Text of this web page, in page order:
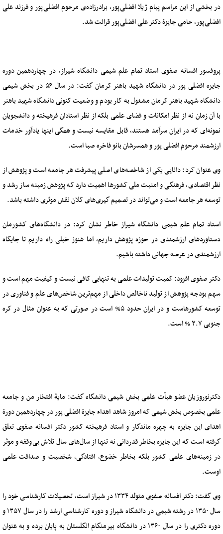
در بخشی از این مراسم پیام ژیلا افضلی‌پور، برادرزاده‌ی مرحوم افضلی‌پور و فرزند علی
افضلی‌پور، حامی جایزۀ دکتر علی افضلی‌پور قرائت شد.
پروفسور افسانه صفوی استاد تمام علم شیمی دانشگاه شیراز، در چهاردهمین دوره
جایزه افضلی پور در دانشگاه شهید باهنر کرمان گفت: در سال ۵۶ در بخش شیمی
دانشگاه شهید باهنر کرمان مشغول به کار بودم و وضعیت کنونی دانشگاه شهید باهنر
با آن زمان نه از نظر امکانات و فضای علمی بلکه از نظر استادان فرهیخته و دانشجویان
نمونه‌ای که در ایران سرآمد هستند، قابل مقایسه نیست و همگی اینها یادآور خدمات
ارزشمند مرحوم افضلی پور و همسرشان بانو فاخره صبا است.
وی عنوان کرد: دانایی یکی از شاخصه‌های اصلی پیشرفت هر جامعه است و پژوهش از
نظر اقتصادی، فرهنگی و امنیت ملی کشورها اهمیت دارد که پژوهش زمینه ساز رشد و
توسعه هر جامعه است و می‌تواند در تصمیم گیری‌های کلان نقش موثری داشته باشد.
استاد تمام علم شیمی دانشگاه شیراز خاطر نشان کرد: در دانشگاه‌های کشورمان
دستاوردهای ارزشمندی در حوزه پژوهش داریم، اما هنوز خیلی راه داریم تا جایگاه
ارزشمندی در عرصه جهانی داشته باشیم.
دکتر صفوی افزود: کمیت تولیدات علمی به تنهایی کافی نیست و کیفیت مهم است و
سهم بودجه پژوهش از تولید ناخالص داخلی از مهم‌ترین شاخص‌های علم و فناوری در
توسعه کشورهاست و در ایران حدود ۵% است در صورتی که به عنوان مثال در کره
جنوبی ۳.۷ % است.
دکترنوروزیان عضو هیأت علمی بخش شیمی دانشگاه گفت: مایۀ افتخار من و جامعه
علمی بخصوص بخش شیمی که امروز شاهد اهداء جایزۀ افضلی پور در چهاردهمین دورۀ
اهدای این جایزه به چهره ماندگار و استاد فرهیخته کشور دکتر افسانه صفوی تعلق
گرفته است که این جایزه بخاطر قدردانی نه تنها از سال‌های سال تلاش بی‌وقفه و موثر
در زمینه‌های علمی کشور بلکه بخاطر خضوع، افتادگی، شخصیت و صداقت علمی
اوست.
وی گفت: دکتر افسانه صفوی متولد ۱۳۳۴ در شیراز است، تحصیلات کارشناسی خود را
سال ۱۳۵۰ در رشته شیمی در دانشگاه شیراز و دوره کارشناسی ارشد را در سال ۱۳۵۷ و
دوره دکتری را در سال ۱۳۶۰ در دانشگاه بیرمنگام انگلستان به پایان برده و به عنوان